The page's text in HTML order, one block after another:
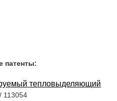
патенты:
тепловыделяющий
113054